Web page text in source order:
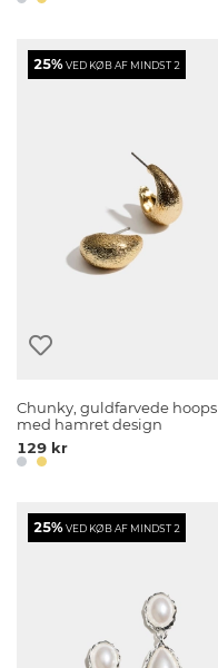
25%VED KØB AF MINDST 2
Chunky, guldfarvede hoops
med hamret design
129 kr
25%VED KØB AF MINDST 2